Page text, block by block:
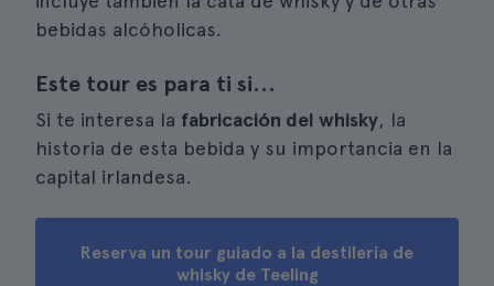
bebidas alcóholicas.
Este tour es para ti si...
Si te interesa la fabricación del whisky, la
historia de esta bebida y su importancia en la
capital irlandesa.
Reserva un tour guiado a la destilería de
whisky de Teeling